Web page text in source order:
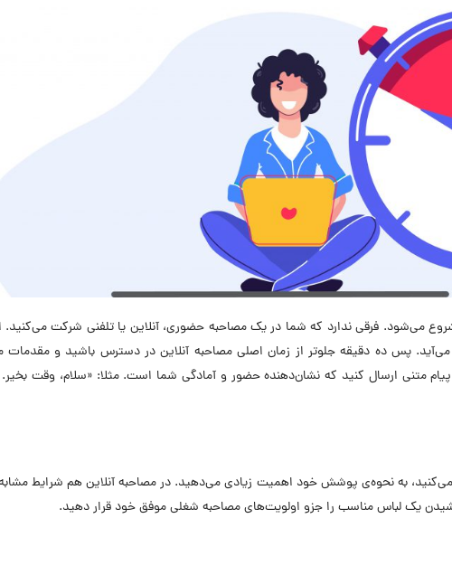
می‌شود. فرقی ندارد که شما در یک مصاحبه حضوری، آنلاین یا تلفنی شرکت
پس ده دقیقه جلوتر از زمان اصلی مصاحبه آنلاین در دسترس باشید و مقدمات
متنی ارسال کنید که نشان‌دهنده حضور و آمادگی شما است. مثلا: «سلام، وقت
به نحوه‌ی پوشش خود اهمیت زیادی می‌دهید. در مصاحبه آنلاین هم شرایط
یک لباس مناسب را جزو اولویت‌های مصاحبه شغلی موفق خود قرار دهید.